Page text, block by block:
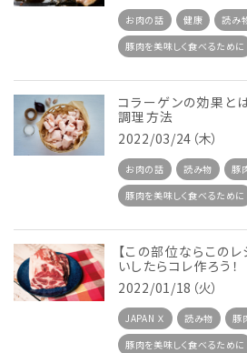
お肉の話 健康
読み
豚肉を美味しく食べるために
コラーゲンの効果と
調理方法
2022/03/24（木）
お肉の話 読み物
豚
豚肉を美味しく食べるために
【この部位ならこのレ
いしたらコレ作ろう！
2022/01/18（火）
JAPAN Ｘ 読み物
豚
豚肉を美味しく食べるために